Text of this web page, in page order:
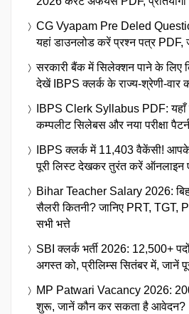
CG Vyapam Pre Deled
यहां डाउनलोड करें प्रश्न पत्र PDF,
सरकारी बैंक में सिलेक्शन पाने के लिए
देखें IBPS क्लर्क के राज्य-श्रेणी-
IBPS Clerk Syllabus PDF: यहाँ
कम्पलीट सिलेबस और नया परीक्षा पैटर्न
IBPS क्लर्क में 11,403 वैकेंसी!
पूरी लिस्ट देखकर तुरंत करें ऑनलाइन
Bihar Teacher Salary 2026:
सैलरी कितनी? जानिए PRT, TGT,
सभी भत्ते
SBI क्लर्क भर्ती 2026: 12,500+
अगस्त को, प्रीलिम्स सितंबर में, जानें
MP Patwari Vacancy 2026: 200
शुरू, जानें कौन कर सकता है आवेदन?